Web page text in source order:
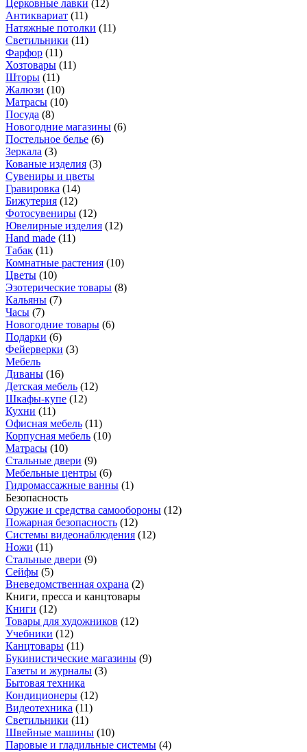
Церковные лавки (12)
Антиквариат (11)
Натяжные потолки (11)
Светильники (11)
Фарфор (11)
Хозтовары (11)
Шторы (11)
Жалюзи (10)
Матрасы (10)
Посуда (8)
Новогодние магазины (6)
Постельное белье (6)
Зеркала (3)
Кованые изделия (3)
Сувениры и цветы
Гравировка (14)
Бижутерия (12)
Фотосувениры (12)
Ювелирные изделия (12)
Hand made (11)
Табак (11)
Комнатные растения (10)
Цветы (10)
Эзотерические товары (8)
Кальяны (7)
Часы (7)
Новогодние товары (6)
Подарки (6)
Фейерверки (3)
Мебель
Диваны (16)
Детская мебель (12)
Шкафы-купе (12)
Кухни (11)
Офисная мебель (11)
Корпусная мебель (10)
Матрасы (10)
Стальные двери (9)
Мебельные центры (6)
Гидромассажные ванны (1)
Безопасность
Оружие и средства самообороны (12)
Пожарная безопасность (12)
Системы видеонаблюдения (12)
Ножи (11)
Стальные двери (9)
Сейфы (5)
Вневедомственная охрана (2)
Книги, пресса и канцтовары
Книги (12)
Товары для художников (12)
Учебники (12)
Канцтовары (11)
Букинистические магазины (9)
Газеты и журналы (3)
Бытовая техника
Кондиционеры (12)
Видеотехника (11)
Светильники (11)
Швейные машины (10)
Паровые и гладильные системы (4)